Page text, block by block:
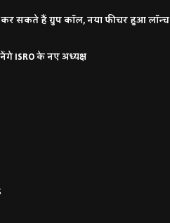
सकते हैं ग्रुप कॉल, नया फीचर हुआ लॉन्च
ISRO के नए अध्यक्ष